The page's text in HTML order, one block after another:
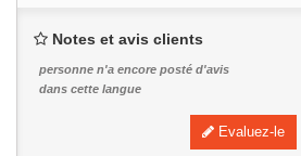
Notes et avis clients
personne n'a encore posté d'avis
dans cette langue
Evaluez-le